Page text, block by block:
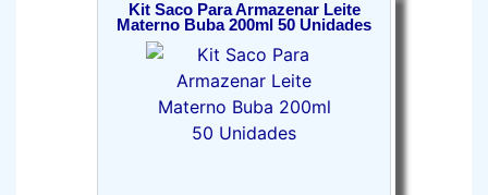
Kit Saco Para Armazenar Leite
Materno Buba 200ml 50 Unidades